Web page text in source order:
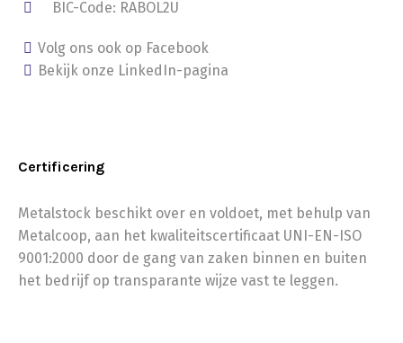
BIC-Code: RABOL2U
Volg ons ook op Facebook
Bekijk onze LinkedIn-pagina
Certificering
Metalstock beschikt over en voldoet, met behulp van
Metalcoop, aan het kwaliteitscertificaat UNI-EN-ISO
9001:2000 door de gang van zaken binnen en buiten
het bedrijf op transparante wijze vast te leggen.